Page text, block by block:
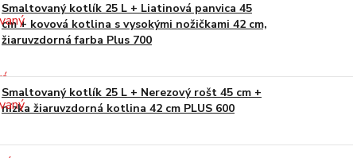
Smaltovaný kotlík 25 L + Liatinová panvica 45
cm + kovová kotlina s vysokými nožičkami 42 cm,
žiaruvzdorná farba Plus 700
Smaltovaný kotlík 25 L + Nerezový rošt 45 cm +
nízka žiaruvzdorná kotlina 42 cm PLUS 600